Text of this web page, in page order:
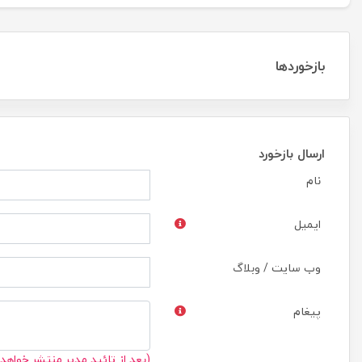
بازخوردها
ارسال بازخورد
نام
ایمیل
وب سایت / وبلاگ
پیغام